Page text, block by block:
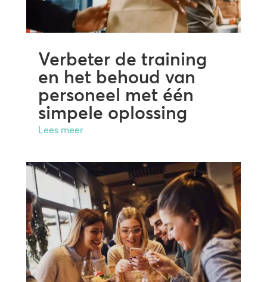
Verbeter de training
en het behoud van
personeel met één
simpele oplossing
Lees meer